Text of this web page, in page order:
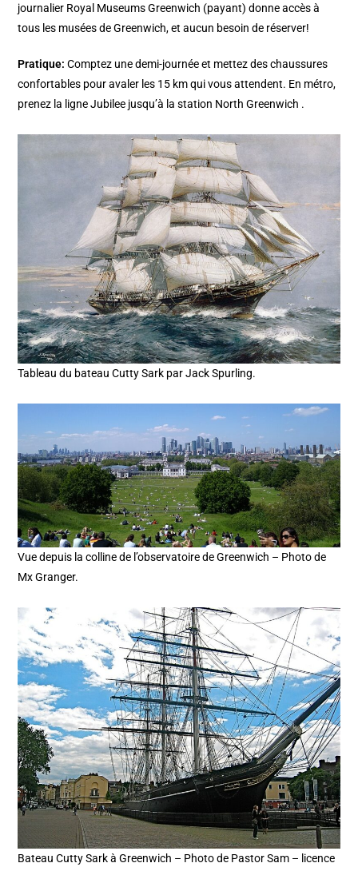
journalier Royal Museums Greenwich (payant) donne accès à
tous les musées de Greenwich, et aucun besoin de réserver!
Pratique:Comptez une demi-journée et mettez des chaussures
confortables pour avaler les 15 km qui vous attendent. En métro,
prenez la ligne Jubilee jusqu’à la station North Greenwich .
Tableau du bateau Cutty Sark par Jack Spurling.
Vue depuis la colline de l’observatoire de Greenwich – Photo de
Mx Granger.
Bateau Cutty Sark à Greenwich – Photo de Pastor Sam – licence